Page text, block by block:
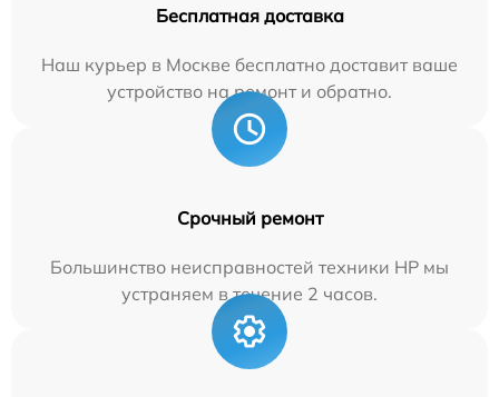
Бесплатная доставка
Наш курьер в Москве бесплатно доставит ваше
устройство на ремонт и обратно.
Срочный ремонт
Большинство неисправностей техники HP мы
устраняем в течение 2 часов.